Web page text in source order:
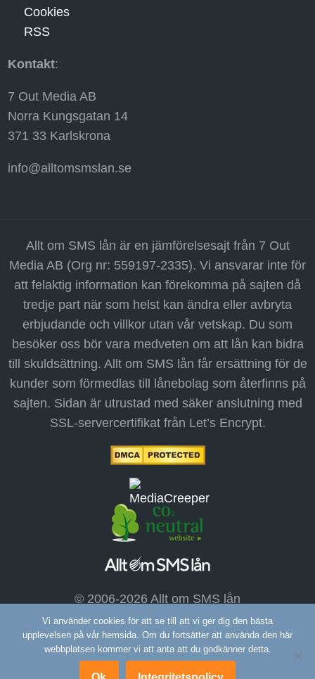
Cookies
RSS
Kontakt:
7 Out Media AB
Norra Kungsgatan 14
371 33 Karlskrona
info@alltomsmslan.se
Allt om SMS lån är en jämförelsesajt från 7 Out
Media AB (Org nr: 559197-2335). Vi ansvarar inte för
att felaktig information kan förekomma på sajten då
tredje part när som helst kan ändra eller avbryta
erbjudande och villkor utan vår vetskap. Du som
besöker oss bör vara medveten om att lån kan bidra
till skuldsättning. Allt om SMS lån får ersättning för de
kunder som förmedlas till lånebolag som återfinns på
sajten. Sidan är utrustad med säker anslutning med
SSL-servercertifikat från Let’s Encrypt.
© 2006-2026 Allt om SMS lån
Vi använder cookies för att se till att vi ger dig den bästa
upplevelsen på vår hemsida. Om du fortsätter att använda den här
webbplatsen kommer vi att anta att du godkänner detta.